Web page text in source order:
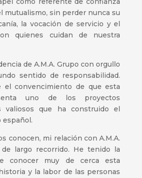
mutualismo, sin perder nunca su
la vocación de servicio y el
quienes cuidan de nuestra
de A.M.A. Grupo con orgullo
sentido de responsabilidad.
el convencimiento de que esta
uno de los proyectos
valiosos que ha construido el
español.
conocen, mi relación con A.M.A.
largo recorrido. He tenido la
conocer muy de cerca esta
y la labor de las personas